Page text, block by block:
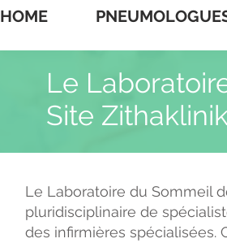
HOME
Le
Site
Le Laboratoire du Sommeil
pluridisciplinaire de
des infirmières